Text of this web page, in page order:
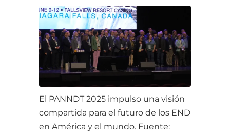
El PANNDT 2025 impulso una visión
compartida para el futuro de los END
en América y el mundo. Fuente: